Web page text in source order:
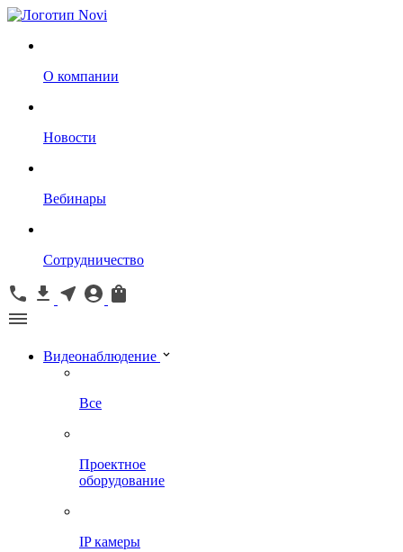
О компании
Новости
Вебинары
Сотрудничество
Видеонаблюдение
Все
Проектное
оборудование
IP камеры